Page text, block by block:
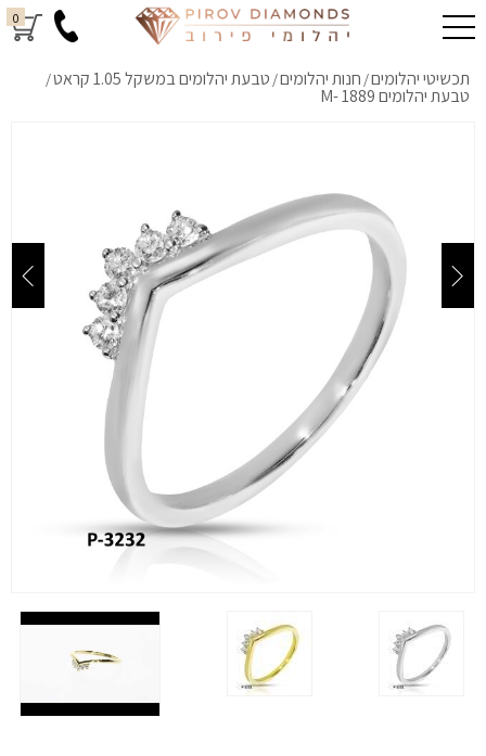
0
תכשיטי יהלומים/ חנות יהלומים/ טבעת יהלומים במשקל 1.05 קראט /
טבעת יהלומים M- 1889